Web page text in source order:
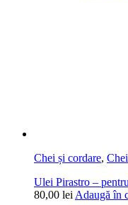
Chei și cordare,
Ulei Pirastro –
80,00 lei Adaugă în